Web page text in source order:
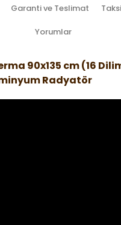
Garanti ve Teslimat
Yorumlar
90x135 cm (16
Radyatör